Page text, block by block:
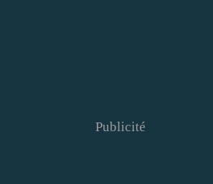
Publicité